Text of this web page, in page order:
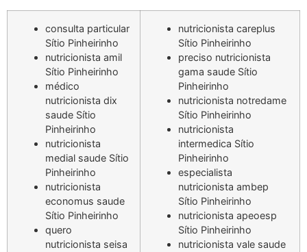
consulta particular
Sítio Pinheirinho
nutricionista amil
Sítio Pinheirinho
médico
nutricionista dix
saude Sítio
Pinheirinho
nutricionista
medial saude Sítio
Pinheirinho
nutricionista
economus saude
Sítio Pinheirinho
quero
nutricionista seisa
nutricionista careplus
Sítio Pinheirinho
preciso nutricionista
gama saude Sítio
Pinheirinho
nutricionista notredame
Sítio Pinheirinho
nutricionista
intermedica Sítio
Pinheirinho
especialista
nutricionista ambep
Sítio Pinheirinho
nutricionista apeoesp
Sítio Pinheirinho
nutricionista vale saude